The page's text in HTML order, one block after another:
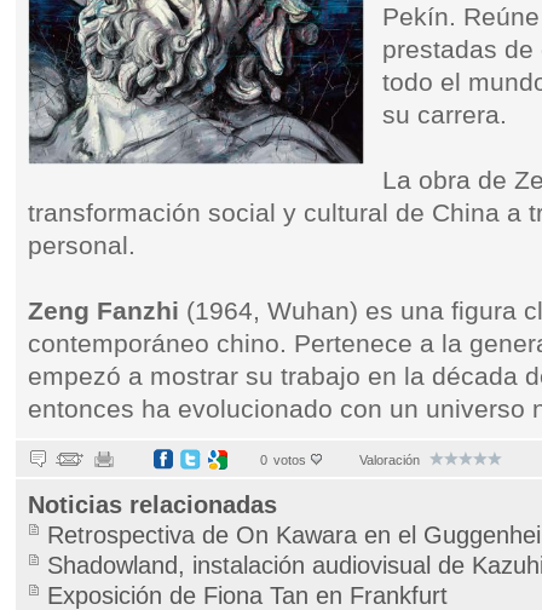
Pekín.
prestadas
todo el
su carrera.
La obra de
transformación social y cultural de China a
personal.
Zeng Fanzhi (1964, Wuhan) es una figura
contemporáneo chino. Pertenece a la
empezó a mostrar su trabajo en la década
entonces ha evolucionado con un universo
0 votos Valoración
Noticias relacionadas
Retrospectiva de On Kawara en el
Shadowland, instalación audiovisual de
Exposición de Fiona Tan en Frankfurt